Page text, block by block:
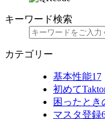
キーワード検索
カテゴリー
基本性能17
初めて
困ったとき
マスタ登録